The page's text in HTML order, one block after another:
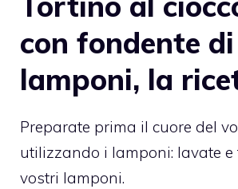
con fondente di
lamponi, la
Preparate prima il cuore del
utilizzando i lamponi: lavate e
vostri lamponi.